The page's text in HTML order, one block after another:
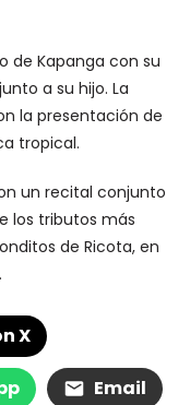
de Kapanga con su
a su hijo. La
la presentación de
tropical.
un recital conjunto
los tributos más
de Ricota, en
X
Email